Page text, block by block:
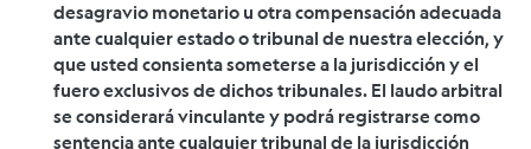
desagravio monetario u otra compensación adecuada
ante cualquier estado o tribunal de nuestra elección, y
que usted consientasometerse a la jurisdicción y el
fuero exclusivos de dichos tribunales. El laudo arbitral
se considerará vinculante y podrá registrarse como
sentencia ante cualquier tribunal de la jurisdicción